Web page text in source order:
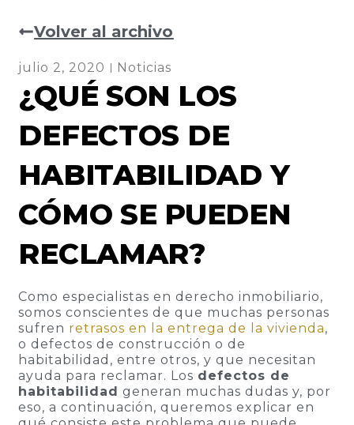
Volver al archivo
julio 2, 2020 Noticias
¿QUÉ SON LOS
DEFECTOS DE
HABITABILIDAD Y
CÓMO SE PUEDEN
RECLAMAR?
Como especialistas en derecho inmobiliario,
somos conscientes de que muchas personas
sufren retrasos en la entrega de la vivienda,
o defectos de construcción o de
habitabilidad, entre otros, y que necesitan
ayuda para reclamar. Los defectos de
habitabilidad generan muchas dudas y, por
eso, a continuación, queremos explicar en